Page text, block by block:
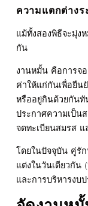
ความแตกต่าง
แม้ทั้งสองพิธีจะมุ่ง
กัน
งานหมั้น คือการจ
ค่าให้แก่กันเพื่อยืน
หรืออยู่กินด้วยกันทั
ประกาศความเป็น
จดทะเบียนสมรส แ
โดยในปัจจุบัน คู่รั
แต่งในวันเดียวกัน
และการบริหารงบ